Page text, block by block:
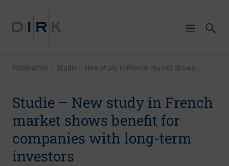
Publikation | Studie – New study in French market shows ...
Studie – New study in French
market shows benefit for
companies with long-term
investors